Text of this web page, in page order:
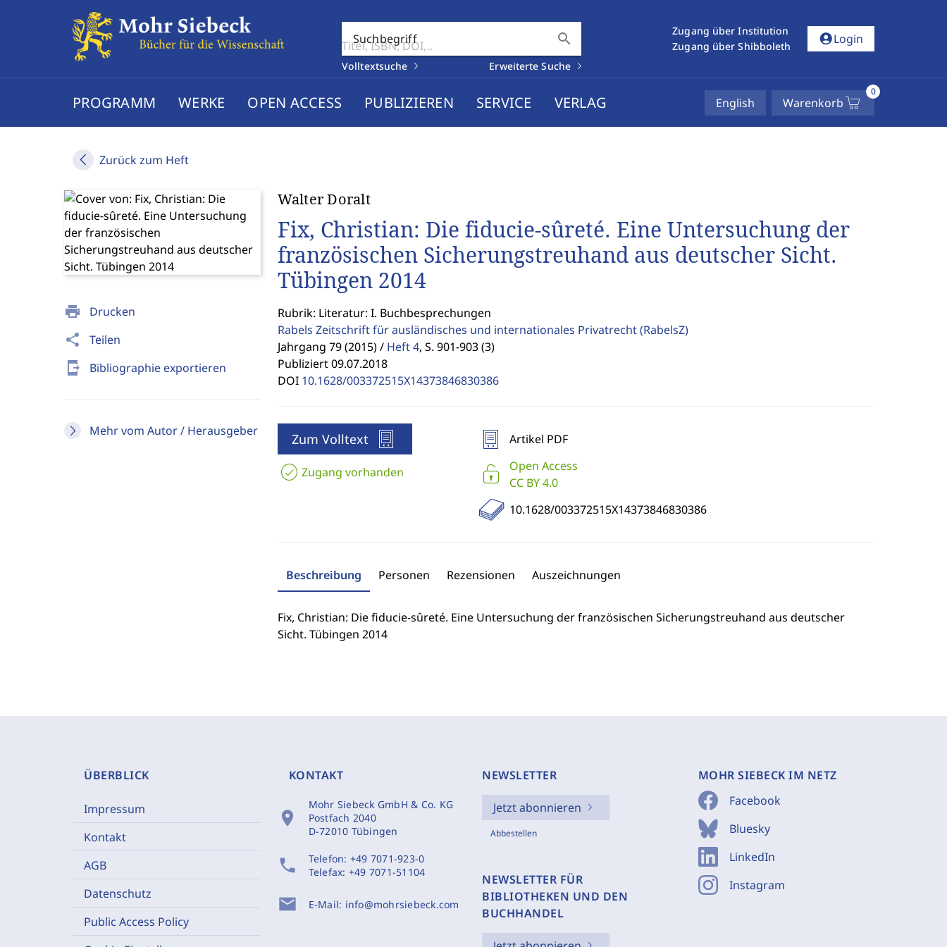
Suchbegriff search
Volltextsuche Erweiterte Suche
Zugang über Institution
Zugang über Shibboleth
account_circleLogin
PROGRAMM WERKE OPEN ACCESS PUBLIZIEREN SERVICE VERLAG English Warenkorb
0
Zurück zum Heft
print Drucken
share Teilen
send_to_mobile Bibliographie exportieren
Mehr vom Autor / Herausgeber
Walter Doralt
Fix, Christian: Die fiducie-sûreté. Eine Untersuchung der
französischen Sicherungstreuhand aus deutscher Sicht.
Tübingen 2014
Rubrik: Literatur: I. Buchbesprechungen
Rabels Zeitschrift für ausländisches und internationales Privatrecht(RabelsZ)
Jahrgang 79 (2015) / Heft 4, S. 901-903 (3)
Publiziert 09.07.2018
DOI 10.1628/003372515X14373846830386
Zum Volltext
Zugang vorhanden
Artikel PDF
Open Access
CC BY 4.0
10.1628/003372515X14373846830386
Beschreibung Personen Rezensionen Auszeichnungen
Fix, Christian: Die fiducie-sûreté. Eine Untersuchung der französischen Sicherungstreuhand aus deutscher
Sicht. Tübingen 2014
ÜBERBLICK
Impressum
Kontakt
AGB
Datenschutz
Public Access Policy
KONTAKT
location_on
Mohr Siebeck GmbH & Co. KG
Postfach 2040
D-72010 Tübingen
phone Telefon: +49 7071-923-0
Telefax: +49 7071-51104
mail E-Mail: info@mohrsiebeck.com
NEWSLETTER
Jetzt abonnieren
Abbestellen
NEWSLETTER FÜR
BIBLIOTHEKEN UND DEN
BUCHHANDEL
MOHR SIEBECK IM NETZ
Facebook
Bluesky
LinkedIn
Instagram